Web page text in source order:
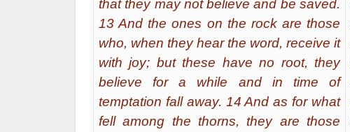
that they may not believe and be saved.
13 And the ones on the rock are those
who, when they hear the word, receive it
with joy; but these have no root, they
believe for a while and in time of
temptation fall away. 14 And as for what
fell among the thorns, they are those